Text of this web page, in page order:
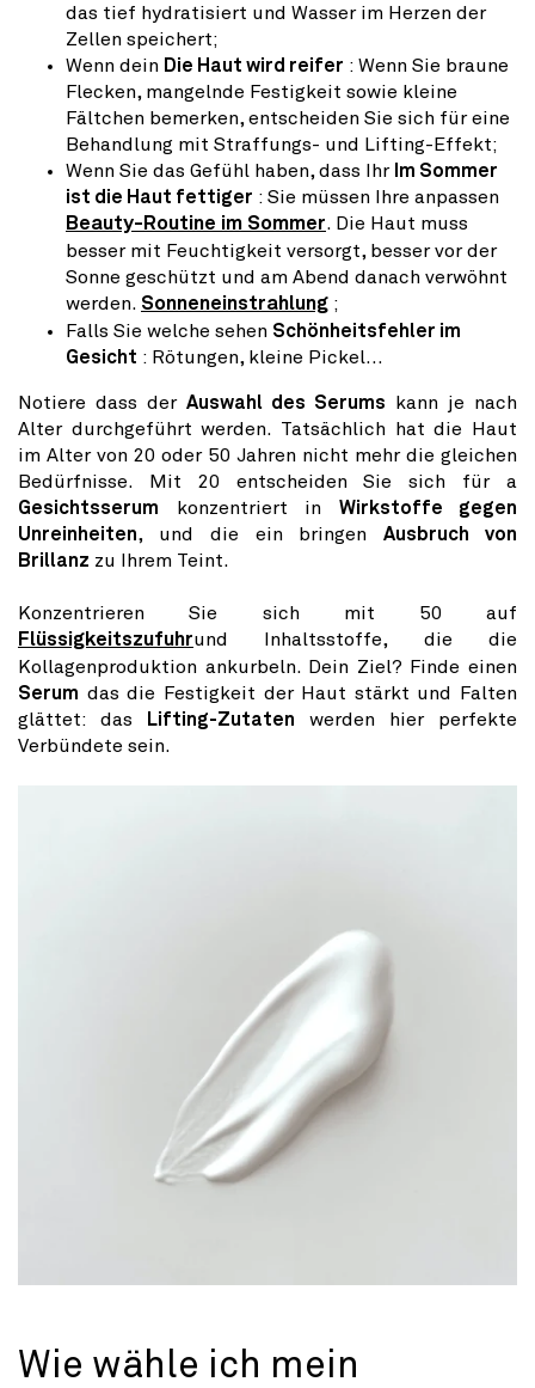
das tief hydratisiert und Wasser im Herzen der
Zellen speichert;
Wenn dein Die Haut wird reifer : Wenn Sie braune
Flecken, mangelnde Festigkeit sowie kleine
Fältchen bemerken, entscheiden Sie sich für eine
Behandlung mit Straffungs- und Lifting-Effekt;
Wenn Sie das Gefühl haben, dass Ihr Im Sommer
ist die Haut fettiger : Sie müssen Ihre anpassen
Beauty-Routine im Sommer. Die Haut muss
besser mit Feuchtigkeit versorgt, besser vor der
Sonne geschützt und am Abend danach verwöhnt
werden. Sonneneinstrahlung ;
Falls Sie welche sehen Schönheitsfehler im
Gesicht : Rötungen, kleine Pickel…
Notiere dass der Auswahl des Serums kann je nach
Alter durchgeführt werden. Tatsächlich hat die Haut
im Alter von 20 oder 50 Jahren nicht mehr die gleichen
Bedürfnisse. Mit 20 entscheiden Sie sich für a
Gesichtsserum konzentriert in Wirkstoffe gegen
Unreinheiten, und die ein bringenAusbruch von
Brillanz zu Ihrem Teint.
Konzentrieren Sie sich mit 50 auf
Flüssigkeitszufuhrund Inhaltsstoffe, die die
Kollagenproduktion ankurbeln. Dein Ziel? Finde einen
Serum das die Festigkeit der Haut stärkt und Falten
glättet: das
Lifting-Zutaten werden hier perfekte
Verbündete sein.
Wie wähle ich mein